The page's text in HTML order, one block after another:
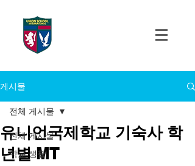
게시물
전체 게시물
학교 생활
전체 게시물
유니언국제학교 기숙사 학
년별 MT